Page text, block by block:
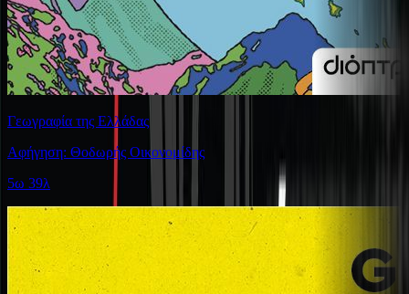
Γεωγραφία της Ελλάδας
Αφήγηση: Θοδωρής Οικονομίδης
5ω 39λ